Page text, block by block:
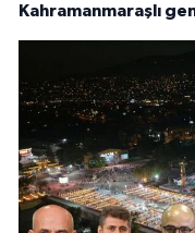
Kahramanmaraşlı